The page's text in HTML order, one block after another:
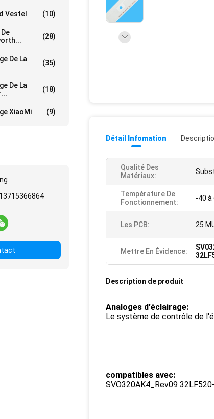
Vestel (10)
(28)
De La
(35)
De La
(18)
XiaoMi (9)
Détail Infomation
Qualité Des
Matériaux:
Température De
Fonctionnement:
-40 à
Les PCB: 25
Mettre En Évidence:
Description de produit
Analoges d'éclairage:
Le système de contrôle de
compatibles avec:
SVO320AK4_Rev09